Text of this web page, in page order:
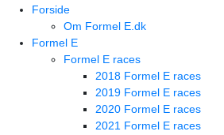
Forside
Om Formel E.dk
Formel E
Formel E races
2018 Formel E races
2019 Formel E races
2020 Formel E races
2021 Formel E races